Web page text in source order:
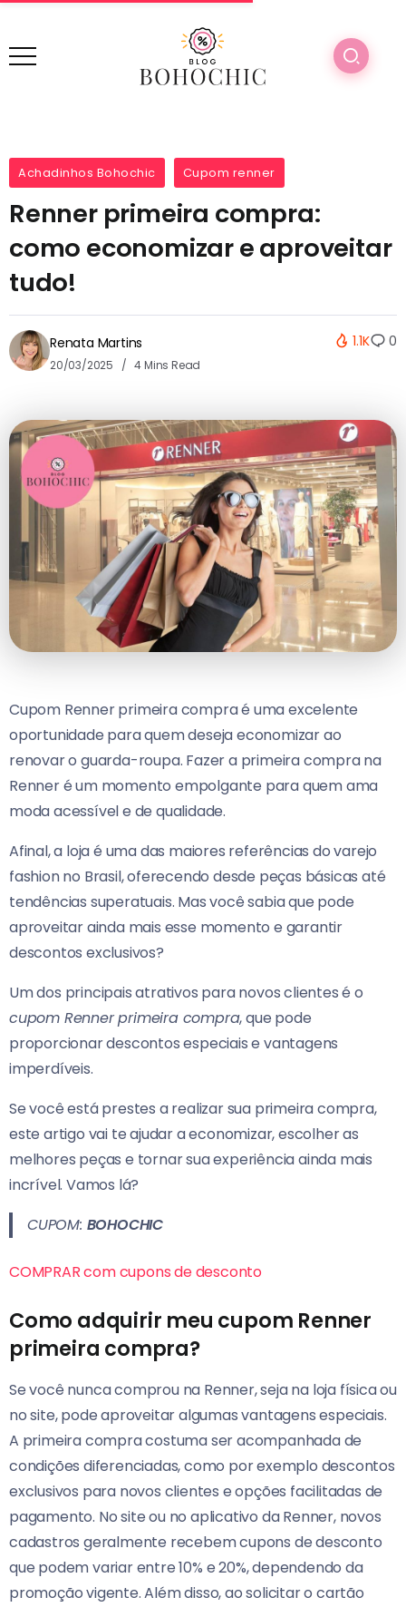
Achadinhos Bohochic Cupom renner
Renner primeira compra:
como economizar e aproveitar
tudo!
Renata Martins
20/03/2025 4 Mins Read
1.1K 0
Cupom Renner primeira compra é uma excelente
oportunidade para quem deseja economizar ao
renovar o guarda-roupa. Fazer a primeira compra na
Renner é um momento empolgante para quem ama
moda acessível e de qualidade.
Afinal, a loja é uma das maiores referências do varejo
fashion no Brasil, oferecendo desde peças básicas até
tendências superatuais. Mas você sabia que pode
aproveitar ainda mais esse momento e garantir
descontos exclusivos?
Um dos principais atrativos para novos clientes é o
cupom Renner primeira compra, que pode
proporcionar descontos especiais e vantagens
imperdíveis.
Se você está prestes a realizar sua primeira compra,
este artigo vai te ajudar a economizar, escolher as
melhores peças e tornar sua experiência ainda mais
incrível. Vamos lá?
CUPOM: BOHOCHIC
COMPRAR com cupons de desconto
Como adquirir meu cupom Renner
primeira compra?
Se você nunca comprou na Renner, seja na loja física ou
no site, pode aproveitar algumas vantagens especiais.
A primeira compra costuma ser acompanhada de
condições diferenciadas, como por exemplo descontos
exclusivos para novos clientes e opções facilitadas de
pagamento. No site ou no aplicativo da Renner, novos
cadastros geralmente recebem cupons de desconto
que podem variar entre 10% e 20%, dependendo da
promoção vigente. Além disso, ao solicitar o cartão